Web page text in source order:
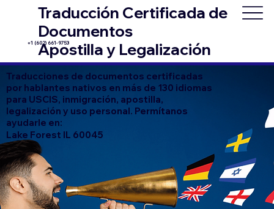
Traducción Certificada de
Documentos
Apostilla y Legalización
+1 (602) 661-9753
Traducciones de documentos certificadas
por hablantes nativos en más de 130 idiomas
para USCIS, inmigración, apostilla,
legalización y uso personal. Permítanos
ayudarle en:
Lake Forest IL 60045